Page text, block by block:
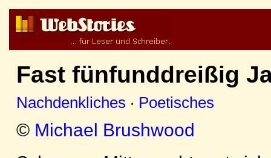
Fast fünfunddreißig
Nachdenkliches · Poetisches
© Michael Brushwood